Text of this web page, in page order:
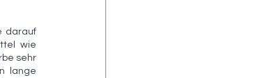
darauf
wie
sehr
lange